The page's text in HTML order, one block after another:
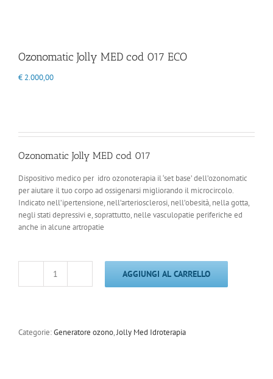
Ozonomatic Jolly MED cod 017 ECO
€ 2.000,00
Ozonomatic Jolly MED cod 017
Dispositivo medico per idro ozonoterapia il ‘set base’ dell’ozonomatic
per aiutare il tuo corpo ad ossigenarsi migliorando il microcircolo.
Indicato nell’ipertensione, nell’arteriosclerosi, nell’obesità, nella gotta,
negli stati depressivi e, soprattutto, nelle vasculopatie periferiche ed
anche in alcune artropatie
Ozonomatic
017
AGGIUNGI AL CARRELLO
Categorie:Generatore ozono,Jolly Med Idroterapia